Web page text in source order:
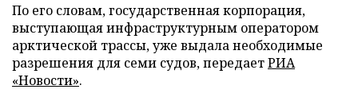
По его словам, государственная корпорация,
выступающая инфраструктурным оператором
арктической трассы, уже выдала необходимые
разрешения для семи судов, передаетРИА
«Новости».